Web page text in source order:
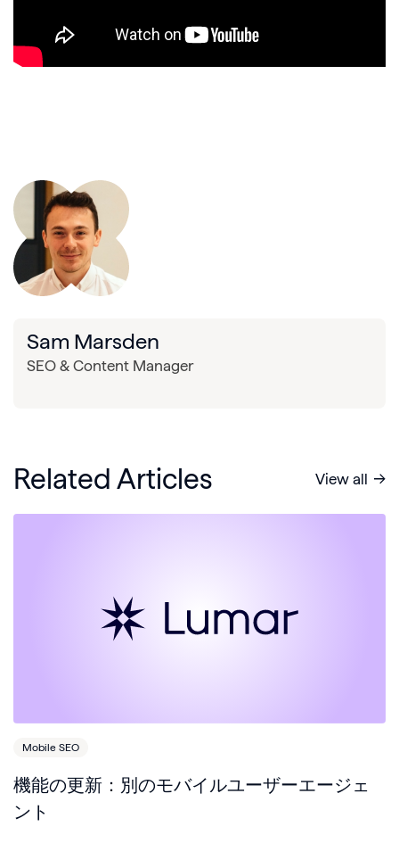
Sam Marsden
SEO & Content Manager
Related Articles View all
Mobile SEO
機能の更新：別のモバイルユーザーエージェ
ント